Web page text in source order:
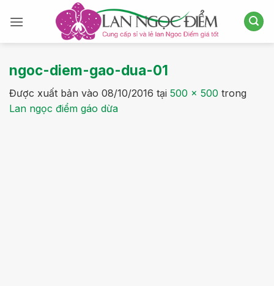
qua
ngoc-diem-gao-dua-01
Được xuất bản vào 08/10/2016 tại 500 × 500 trong
Lan ngọc điểm gáo dừa